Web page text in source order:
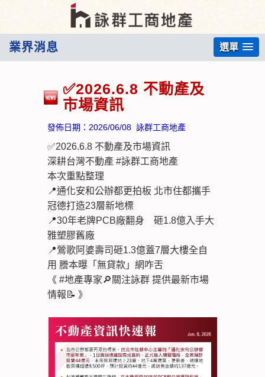
業界消息 選單
✅2026.6.8 不動產及
市場資訊
發佈日期： 2026/06/08 詠群工商地產
✅2026.6.8 不動產及市場資訊
深耕台灣不動產 #詠群工商地產
本次重點整理
📍通化安和公辦都更拍板 北市住都攜手
冠德打造23層新地標
📍30年老牌PCB廠翻身 砸1.8億入手大
雅塑膠舊廠
📍鶯歌阿婆壽司砸1.3億蓋7層大樓全自
用 謄本曝「無貸款」網咋舌
《 #地產專家🔎關注詠群 提供最新市場
情報📝 》